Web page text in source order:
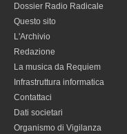
Dossier Radio Radicale
Questo sito
L'Archivio
Redazione
La musica da Requiem
Infrastruttura informatica
Contattaci
Dati societari
Organismo di Vigilanza